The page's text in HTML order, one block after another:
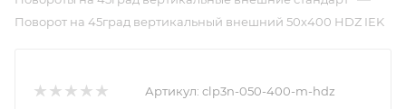
Поворот на 45град вертикальный внешний 50х400 HDZ IEK
Артикул: clp3n-050-400-m-hdz